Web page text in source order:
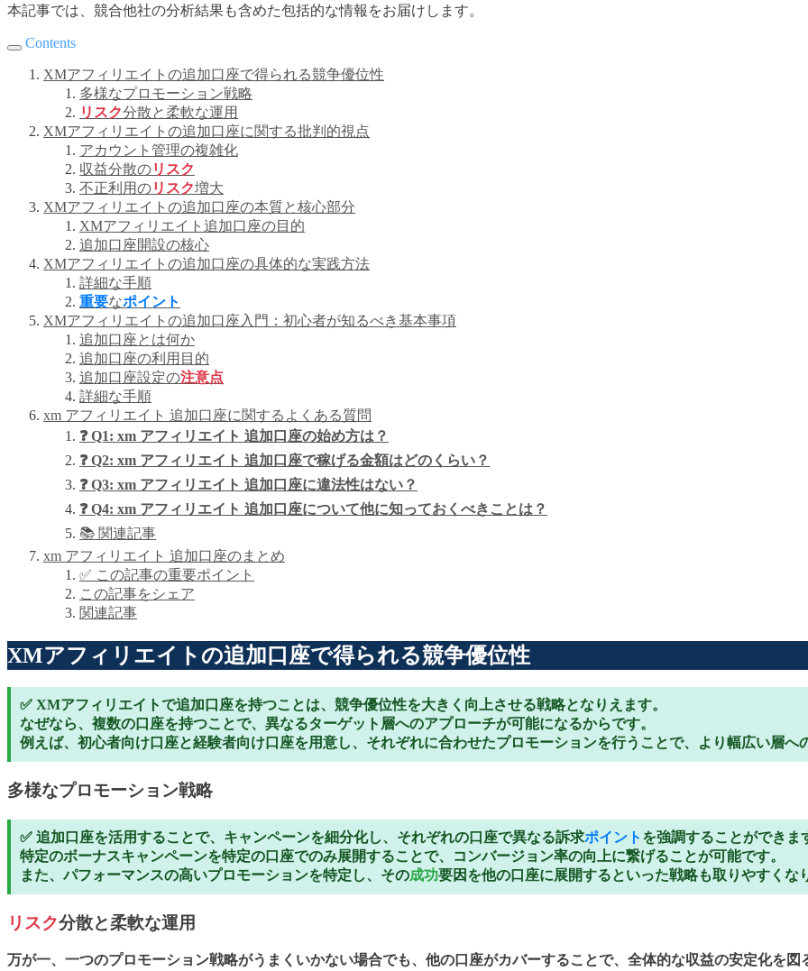
本記事では、競合他社の分析結果も含めた包括的な情報をお届けします。
Contents
XMアフィリエイトの追加口座で得られる競争優位性
多様なプロモーション戦略
リスク分散と柔軟な運用
XMアフィリエイトの追加口座に関する批判的視点
アカウント管理の複雑化
収益分散のリスク
不正利用のリスク増大
XMアフィリエイトの追加口座の本質と核心部分
XMアフィリエイト追加口座の目的
追加口座開設の核心
XMアフィリエイトの追加口座の具体的な実践方法
詳細な手順
重要なポイント
XMアフィリエイトの追加口座入門：初心者が知るべき基本事項
追加口座とは何か
追加口座の利用目的
追加口座設定の注意点
詳細な手順
xm アフィリエイト 追加口座に関するよくある質問
❓ Q1: xm アフィリエイト 追加口座の始め方は？
❓ Q2: xm アフィリエイト 追加口座で稼げる金額はどのくらい？
❓ Q3: xm アフィリエイト 追加口座に違法性はない？
❓ Q4: xm アフィリエイト 追加口座について他に知っておくべきことは？
📚 関連記事
xm アフィリエイト 追加口座のまとめ
✅ この記事の重要ポイント
この記事をシェア
関連記事
XMアフィリエイトの追加口座で得られる競争優位性
✅ XMアフィリエイトで追加口座を持つことは、競争優位性を大きく向上させる戦略となりえます。
なぜなら、複数の口座を持つことで、異なるターゲット層へのアプローチが可能になるからです。
例えば、初心者向け口座と経験者向け口座を用意し、それぞれに合わせたプロモーションを行うことで、より幅広い層へ
多様なプロモーション戦略
✅ 追加口座を活用することで、キャンペーンを細分化し、それぞれの口座で異なる訴求ポイント を強調することができま
特定のボーナスキャンペーンを特定の口座でのみ展開することで、コンバージョン率の向上に繋げることが可能です。
また、パフォーマンスの高いプロモーションを特定し、その成功要因を他の口座に展開するといった戦略も取りやすくな
リスク分散と柔軟な運用
万が一、一つのプロモーション戦略がうまくいかない場合でも、他の口座がカバーすることで、全体的な収益の安定化を図